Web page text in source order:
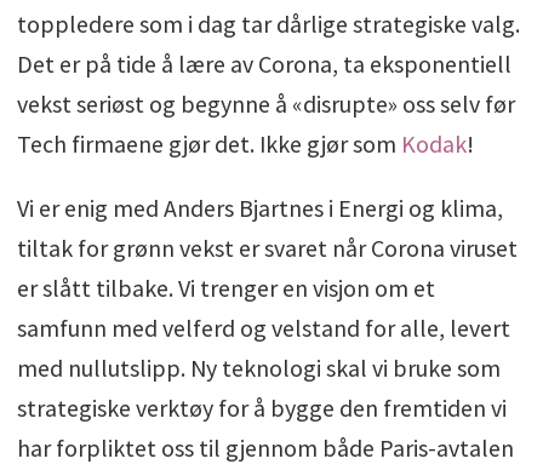
toppledere som i dag tar dårlige strategiske valg.
Det er på tide å lære av Corona, ta eksponentiell
vekst seriøst og begynne å «disrupte» oss selv før
Tech firmaene gjør det. Ikke gjør som Kodak!
Vi er enig med Anders Bjartnes i Energi og klima,
tiltak for grønn vekst er svaret når Corona viruset
er slått tilbake. Vi trenger en visjon om et
samfunn med velferd og velstand for alle, levert
med nullutslipp. Ny teknologi skal vi bruke som
strategiske verktøy for å bygge den fremtiden vi
har forpliktet oss til gjennom både Paris-avtalen